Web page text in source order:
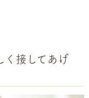
く接してあげ